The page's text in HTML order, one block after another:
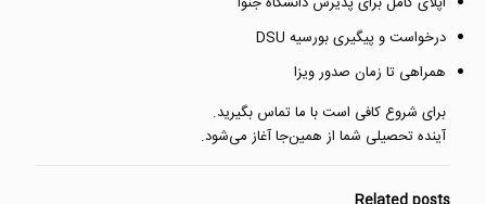
درخواست و پیگیری بورسیه DSU
همراهی تا زمان صدور ویزا
برای شروع کافی است با ما تماس بگیرید.
آینده تحصیلی شما از همین‌جا آغاز می‌شود.